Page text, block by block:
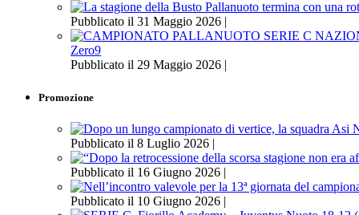
Pubblicato il 31 Maggio 2026 |
Zero9
Pubblicato il 29 Maggio 2026 |
Promozione
Pubblicato il 8 Luglio 2026 |
Pubblicato il 16 Giugno 2026 |
Pubblicato il 10 Giugno 2026 |